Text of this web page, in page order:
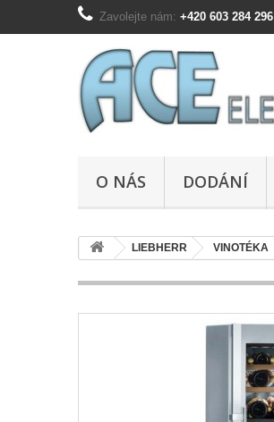
Zavolejte nám: +420 603 284 296
O NÁS DODÁNÍ
LIEBHERR VINOTÉKA